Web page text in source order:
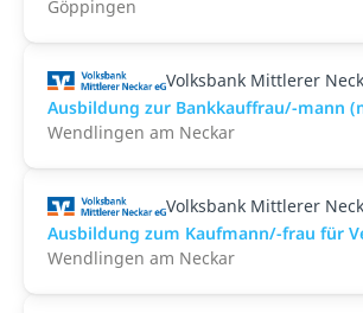
Göppingen
Volksbank Mittlerer
Ausbildung zur Bankkauffrau/-mann
Wendlingen am Neckar
Volksbank Mittlerer
Ausbildung zum Kaufmann/-frau für
Wendlingen am Neckar